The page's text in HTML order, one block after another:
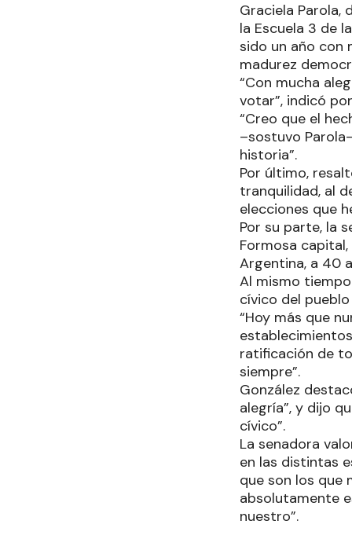
Graciela Parola,
la Escuela 3 de
sido un año con
madurez
“Con mucha
votar”, indicó
“Creo que el
–sostuvo
historia”.
Por último,
tranquilidad, al
elecciones que
Por su parte, la
Formosa
Argentina, a 40
Al mismo
cívico del
“Hoy más que
ratificación de
siempre”.
González
alegría”, y dijo
cívico”.
La senadora
en las distintas
que son los que
absolutamente
nuestro”.